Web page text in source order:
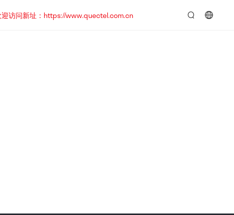
访问新址：https://www.quectel.com.cn